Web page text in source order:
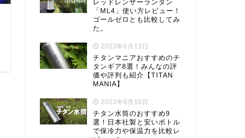
レッドレンザーランタン
「ML4」使い方レビュー！
ゴールゼロとも比較してみ
た。
2023年6月13日
チタンマニアおすすめのチ
タンギア8選！みんなの評
価や評判も紹介【TITAN
MANIA】
2023年6月10日
チタン水筒のおすすめ9
選！日本社製と安いボトル
で保冷力や保温力を比較レ